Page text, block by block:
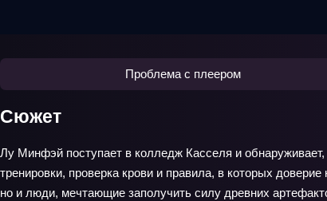
Проблема с плеером
Сюжет
Лу Минфэй поступает в колледж Касселя и
тренировки, проверка крови и правила, в которых
но и люди, мечтающие заполучить силу древних